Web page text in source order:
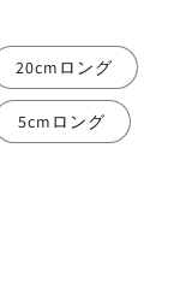
20cmロング
5cmロング